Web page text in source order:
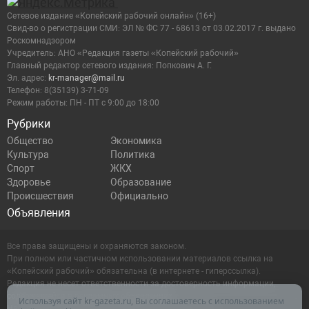
Рубрики
Общество
Экономика
Культура
Политика
Спорт
ЖКХ
Здоровье
Образование
Происшествия
Официально
Объявления
Сетевое издание «Копейский рабочий онлайн» (16+)
Cвид-во о регистрации СМИ: ЭЛ № ФС 77 - 68613 от 03.02.2017 г. выдано
Роскомнадзором
Учредитель: АНО «Редакция газеты «Копейский рабочий»
Главный редактор сетевого издания: Попкович А. Г.
Эл. адрес: kr-manager@mail.ru
Телефон: 8(35139) 3-71-09
Режим работы: ПН - ПТ с 9:00 до 18:00
Все права защищены и охраняются законом.
При полном или частичном использовании материалов ссылка на
«Копейский рабочий» обязательна (в интернете - гиперссылка).
Редакция не несет ответственности за достоверность информации,
содержащейся в рекламных объявлениях.
Используя сайт kr-gazeta.ru, Вы соглашаетесь с использованием